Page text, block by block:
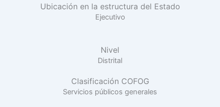
Ubicación en la estructura del Estado
Ejecutivo
Nivel
Distrital
Clasificación COFOG
Servicios públicos generales